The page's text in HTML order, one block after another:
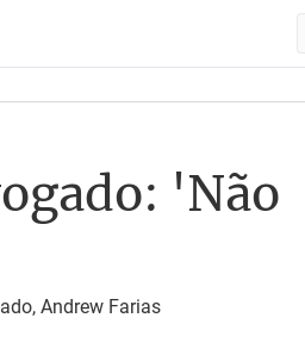
'Não
Andrew Farias